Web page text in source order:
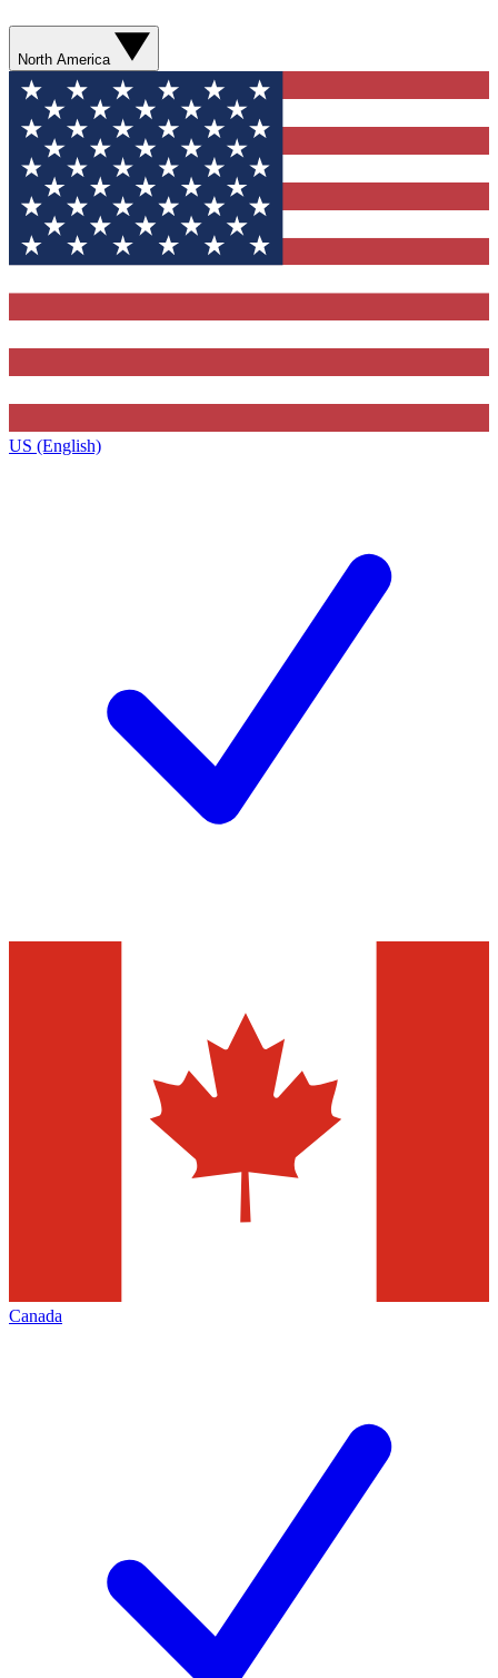
North America
US (English)
Canada